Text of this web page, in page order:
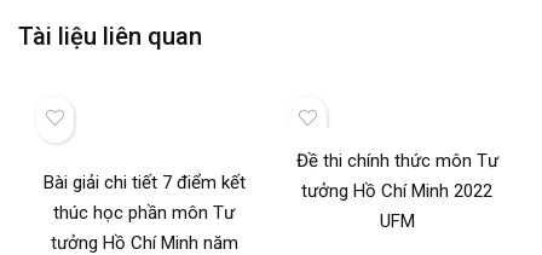
Tài liệu liên quan
Bài giải chi tiết 7 điểm kết
thúc học phần môn Tư
tưởng Hồ Chí Minh năm
Đề thi chính thức môn Tư
tưởng Hồ Chí Minh 2022
UFM